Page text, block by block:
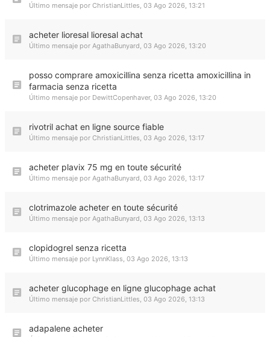
Último mensaje por ChristianLittles, 03 Ago 2026, 13:21
acheter lioresal lioresal achat
Último mensaje por AgathaBunyard, 03 Ago 2026, 13:20
posso comprare amoxicillina senza ricetta amoxicillina in
farmacia senza ricetta
Último mensaje por DewittCopenhaver, 03 Ago 2026, 13:20
rivotril achat en ligne source fiable
Último mensaje por ChristianLittles, 03 Ago 2026, 13:17
acheter plavix 75 mg en toute sécurité
Último mensaje por AgathaBunyard, 03 Ago 2026, 13:17
clotrimazole acheter en toute sécurité
Último mensaje por AgathaBunyard, 03 Ago 2026, 13:13
clopidogrel senza ricetta
Último mensaje por LynnKlass, 03 Ago 2026, 13:13
acheter glucophage en ligne glucophage achat
Último mensaje por ChristianLittles, 03 Ago 2026, 13:13
adapalene acheter